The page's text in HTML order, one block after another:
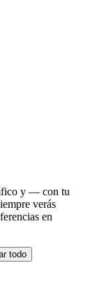
y — con tu
verás
en
todo